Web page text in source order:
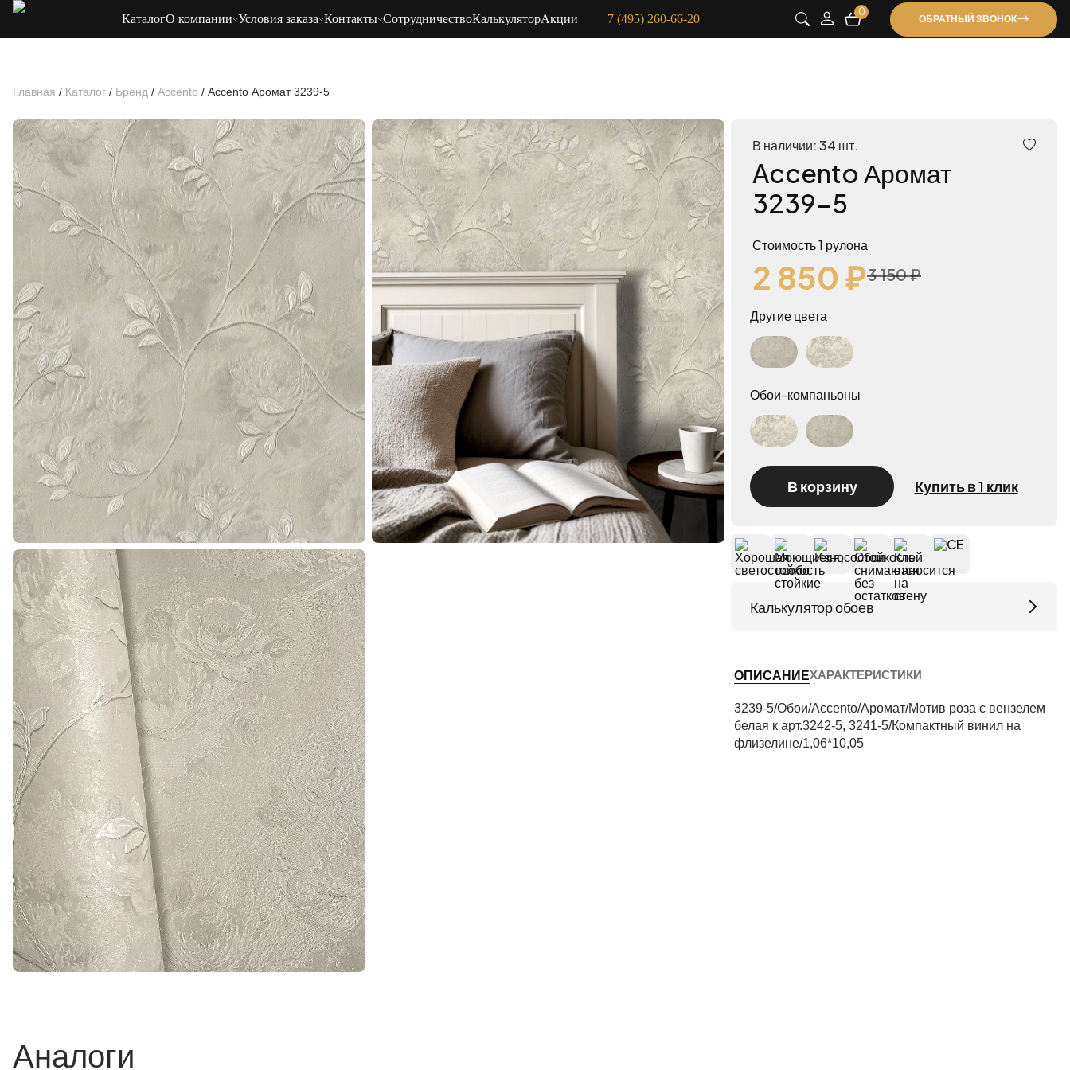
КаталогО компании Условия заказа Контакты СотрудничествоКалькуляторАкции 7 (495) 260-66-20
0
ОБРАТНЫЙ ЗВОНОК
Главная / Каталог / Бренд / Accento / Accento Аромат 3239-5
В наличии: 34 шт.
Accento Аромат
3239-5
Стоимость 1 рулона
2 850 ₽3 150 ₽
Другие цвета
Обои-компаньоны
В корзину Купить в 1 клик
Калькулятор обоев
Периметр комнаты (м)
ОПИСАНИЕХАРАКТЕРИСТИКИ
3239-5/Обои/Accento/Аромат/Мотив роза с вензелем
белая к арт.3242-5, 3241-5/Компактный винил на
флизелине/1,06*10,05
Аналоги